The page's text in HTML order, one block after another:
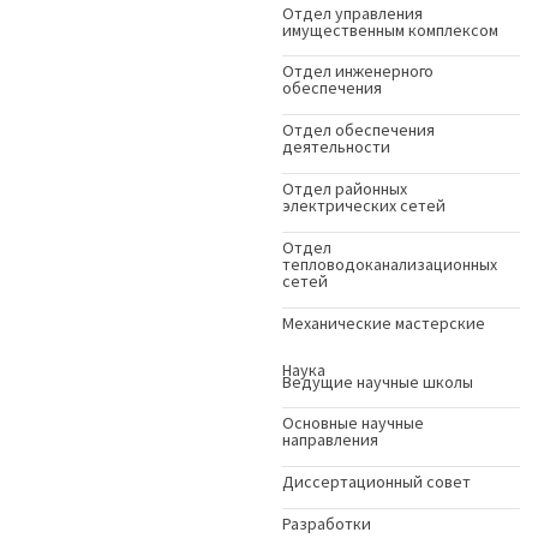
Отдел управления
имущественным комплексом
Отдел инженерного
обеспечения
Отдел обеспечения
деятельности
Отдел районных
электрических сетей
Отдел
тепловодоканализационных
сетей
Механические мастерские
Наука
Ведущие научные школы
Основные научные
направления
Диссертационный совет
Разработки